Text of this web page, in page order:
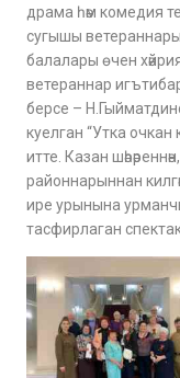
драма һәм комедия
сугышы ветераннары,
балалары өчен
ветераннар
берсе –
куелган “Утка очкан
итте. Казан
районнарыннан
ире урынына
тасфирлаган